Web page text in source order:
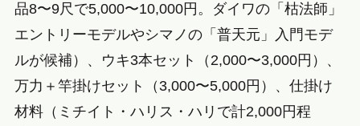
品8〜9尺で5,000〜10,000円。ダイワの「枯法師」
エントリーモデルやシマノの「普天元」入門モデ
ルが候補）、ウキ3本セット（2,000〜3,000円）、
万力＋竿掛けセット（3,000〜5,000円）、仕掛け
材料（ミチイト・ハリス・ハリで計2,000円程